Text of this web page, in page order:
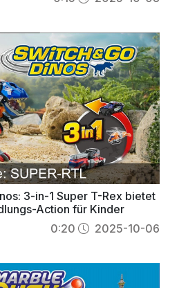
3-in-1 Super T-Rex bietet
Action für Kinder
0:20 2025-10-06